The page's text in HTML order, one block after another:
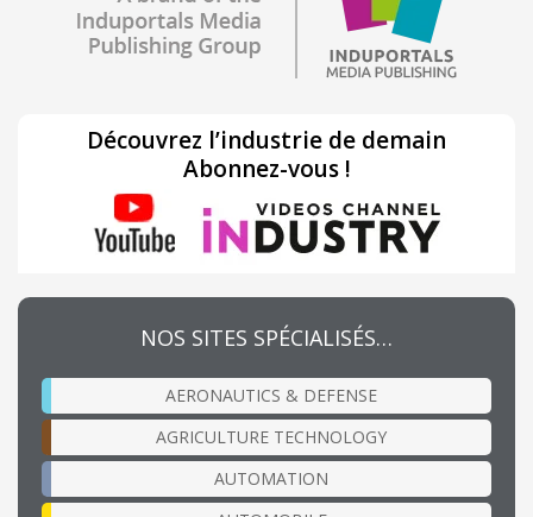
Découvrez l’industrie de demain
Abonnez-vous !
NOS SITES SPÉCIALISÉS…
AERONAUTICS & DEFENSE
AGRICULTURE TECHNOLOGY
AUTOMATION